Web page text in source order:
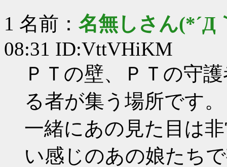
1 名前： 名無しさん(*´Д
08:31 ID:VttVHiKM
ＰＴの壁、ＰＴの守
る者が集う場所です。
一緒にあの見た目は
い感じのあの娘たち